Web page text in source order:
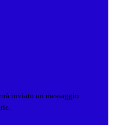
inviato un messaggio